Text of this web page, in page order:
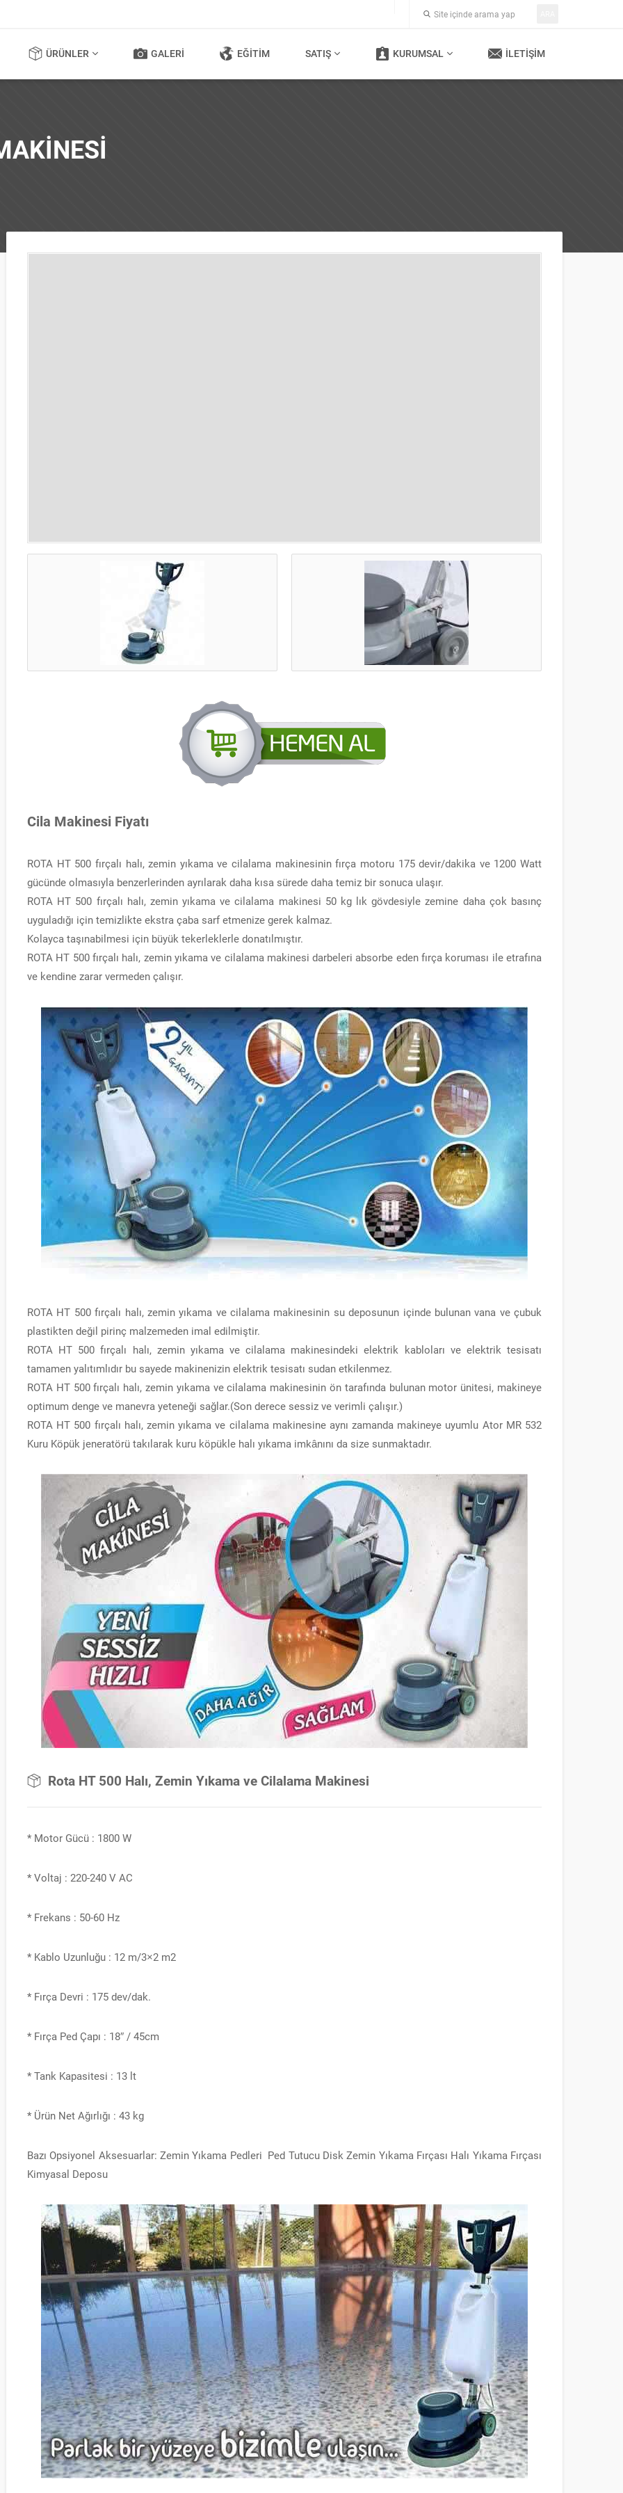
ÜRÜNLER GALERI EĞITIM SATIŞ KURUMSAL İLETIŞIM
Cila Makinesi Fiyatı
ROTA HT 500 fırçalı halı, zemin yıkama ve cilalama makinesinin fırça motoru 175 devir/dakika ve 1200 Watt
gücünde olmasıyla benzerlerinden ayrılarak daha kısa sürede daha temiz bir sonuca ulaşır.
ROTA HT 500 fırçalı halı, zemin yıkama ve cilalama makinesi 50 kg lık gövdesiyle zemine daha çok basınç
uyguladığı için temizlikte ekstra çaba sarf etmenize gerek kalmaz.
Kolayca taşınabilmesi için büyük tekerleklerle donatılmıştır.
ROTA HT 500 fırçalı halı, zemin yıkama ve cilalama makinesi darbeleri absorbe eden fırça koruması ile etrafına
ve kendine zarar vermeden çalışır.
ROTA HT 500 fırçalı halı, zemin yıkama ve cilalama makinesinin su deposunun içinde bulunan vana ve çubuk
plastikten değil pirinç malzemeden imal edilmiştir.
ROTA HT 500 fırçalı halı, zemin yıkama ve cilalama makinesindeki elektrik kabloları ve elektrik tesisatı
tamamen yalıtımlıdır bu sayede makinenizin elektrik tesisatı sudan etkilenmez.
ROTA HT 500 fırçalı halı, zemin yıkama ve cilalama makinesinin ön tarafında bulunan motor ünitesi, makineye
optimum denge ve manevra yeteneği sağlar.(Son derece sessiz ve verimli çalışır.)
ROTA HT 500 fırçalı halı, zemin yıkama ve cilalama makinesine aynı zamanda makineye uyumlu Ator MR 532
Kuru Köpük jeneratörü takılarak kuru köpükle halı yıkama imkânını da size sunmaktadır.
Rota HT 500 Halı, Zemin Yıkama ve Cilalama Makinesi
* Motor Gücü : 1800 W
* Voltaj : 220-240 V AC
* Frekans : 50-60 Hz
* Kablo Uzunluğu : 12 m/3×2 m2
* Fırça Devri : 175 dev/dak.
* Fırça Ped Çapı : 18″ / 45cm
* Tank Kapasitesi : 13 lt
* Ürün Net Ağırlığı : 43 kg
Bazı Opsiyonel Aksesuarlar: Zemin Yıkama Pedleri Ped Tutucu Disk Zemin Yıkama Fırçası Halı Yıkama Fırçası
Kimyasal Deposu